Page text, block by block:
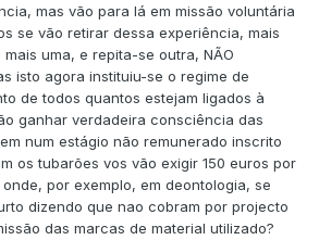
mas vão para lá em missão voluntária
se vão retirar dessa experiência, mais
uma, e repita-se outra, NÃO
isto agora instituiu-se o regime de
de todos quantos estejam ligados à
ganhar verdadeira consciência das
num estágio não remunerado inscrito
os tubarões vos vão exigir 150 euros por
por exemplo, em deontologia, se
dizendo que nao cobram por projecto
das marcas de material utilizado?